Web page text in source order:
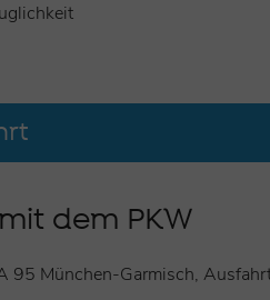
dem PKW
95 München-Garmisch,